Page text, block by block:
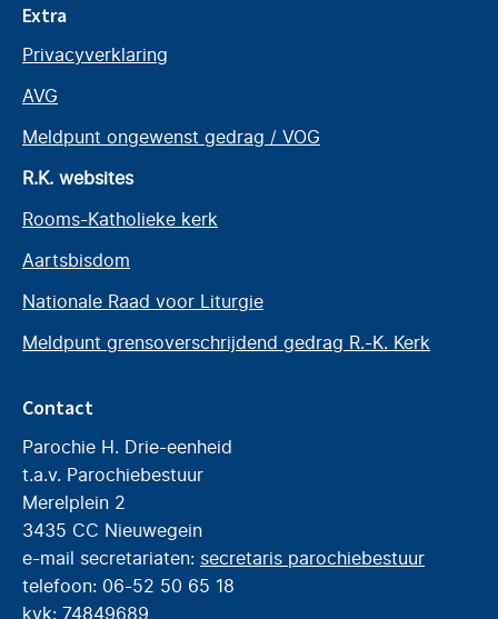
Extra
Privacyverklaring
AVG
Meldpunt ongewenst gedrag / VOG
R.K. websites
Rooms-Katholieke kerk
Aartsbisdom
Nationale Raad voor Liturgie
Meldpunt grensoverschrijdend gedrag R.-K. Kerk
Contact
Parochie H. Drie-eenheid
t.a.v. Parochiebestuur
Merelplein 2
3435 CC Nieuwegein
e-mail secretariaten: secretaris parochiebestuur
telefoon: 06-52 50 65 18
kvk: 74849689